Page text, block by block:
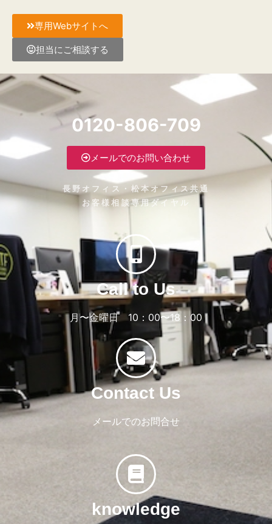
専用Webサイトへ
担当にご相談する
0120-806-709
メールでのお問い合わせ
長野オフィス・松本オフィス共通
お客様相談専用ダイヤル
Call to Us
月〜金曜日 10：00〜18：00
Contact Us
メールでのお問合せ
knowledge